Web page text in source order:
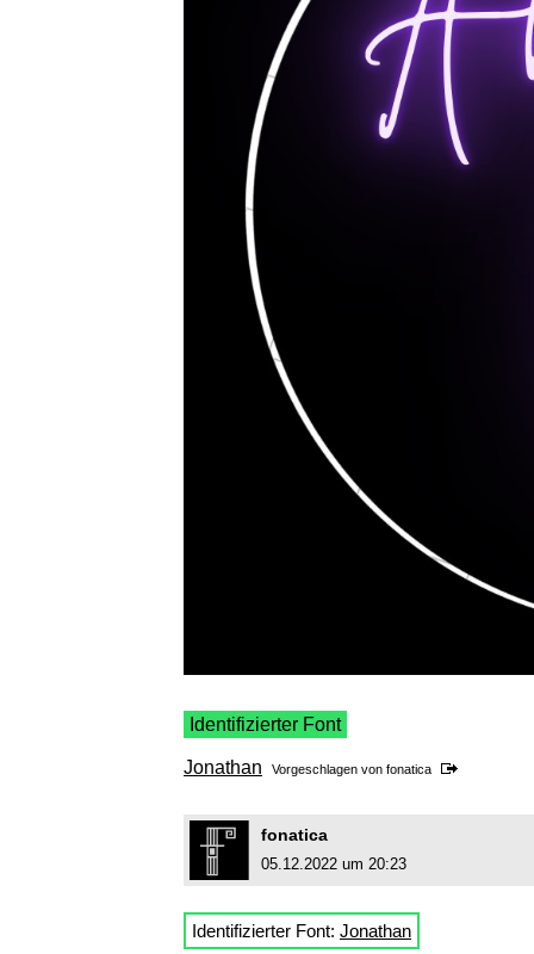
Identifizierter Font
Jonathan Vorgeschlagen von fonatica
fonatica
05.12.2022 um 20:23
Identifizierter Font: Jonathan